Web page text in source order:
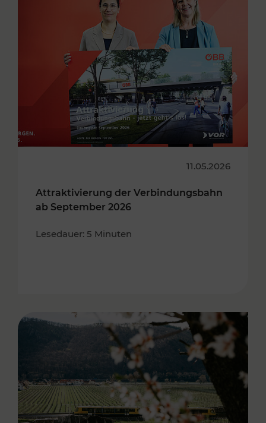
11.05.2026
Attraktivierung der Verbindungsbahn
ab September 2026
Lesedauer: 5 Minuten